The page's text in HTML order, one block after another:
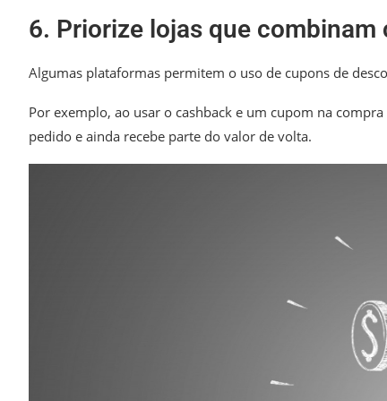
6. Priorize lojas que combinam
Algumas plataformas permitem o uso de cupons de
Por exemplo, ao usar o cashback e um cupom na
pedido e ainda recebe parte do valor de volta.